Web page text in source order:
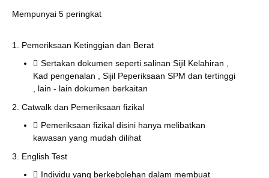
Mempunyai 5 peringkat
1. Pemeriksaan Ketinggian dan Berat
Sertakan dokumen seperti salinan Sijil Kelahiran ,
Kad pengenalan , Sijil Peperiksaan SPM dan tertinggi
, lain - lain dokumen berkaitan
2. Catwalk dan Pemeriksaan fizikal
Pemeriksaan fizikal disini hanya melibatkan
kawasan yang mudah dilihat
3. English Test
Individu yang berkebolehan dalam membuat